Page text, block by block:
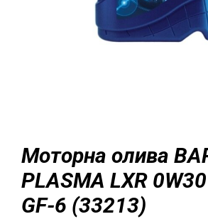
Моторна олива
PLASMA LXR
GF-6 (33213)